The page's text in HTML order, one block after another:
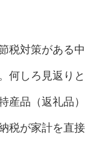
税対策がある中
何しろ見返りと
産品（返礼品）
税が家計を直接